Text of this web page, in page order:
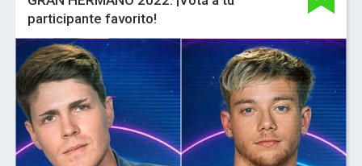
participante favorito!